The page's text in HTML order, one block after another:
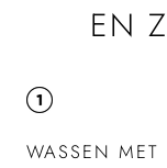
EN
WASSEN MET